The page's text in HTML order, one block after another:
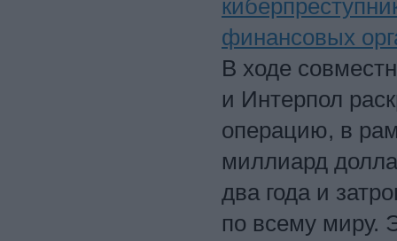
финансовых
В ходе
и Интерпол
операцию, в
миллиард
два года и
по всему миру.